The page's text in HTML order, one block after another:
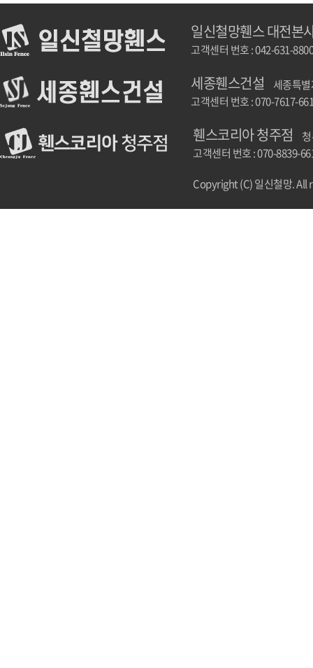
일신철망휀스 대전본
고객센터 번호 : 042-631-8800
세종휀스건설
세종특
고객센터 번호 : 070-7617-
휀스코리아 청주점
고객센터 번호 : 070-8839-
Copyright (C) 일신철망. All